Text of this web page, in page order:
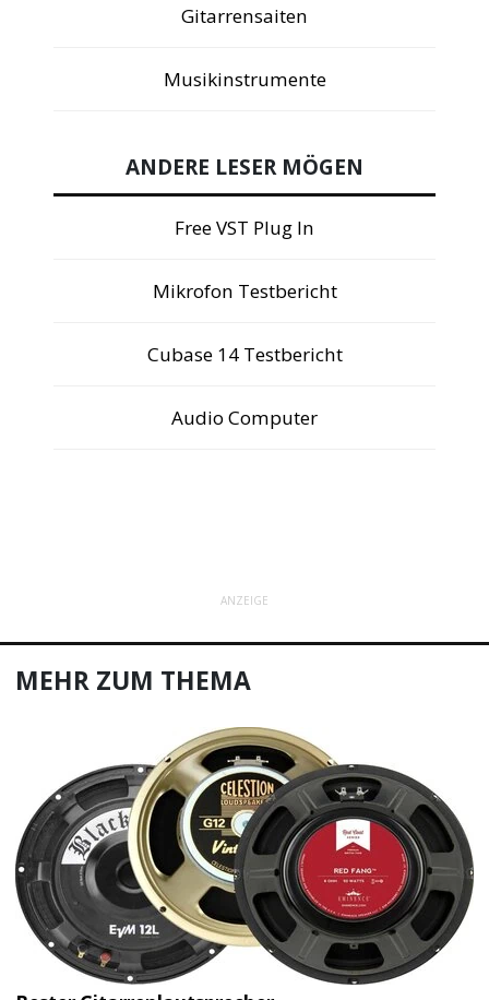
Gitarrensaiten
Musikinstrumente
ANDERE LESER MÖGEN
Free VST Plug In
Mikrofon Testbericht
Cubase 14 Testbericht
Audio Computer
ANZEIGE
MEHR ZUM THEMA